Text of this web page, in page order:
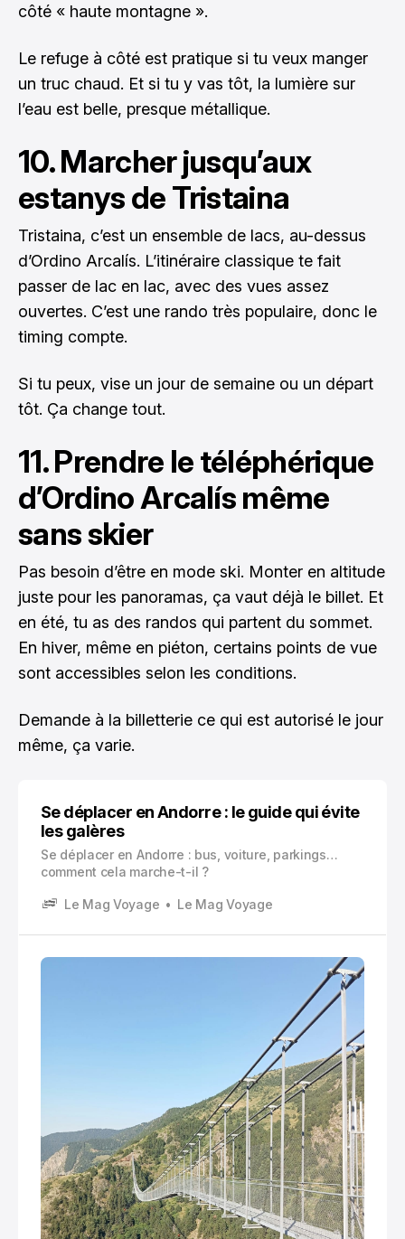
côté « haute montagne ».
Le refuge à côté est pratique si tu veux manger
un truc chaud. Et si tu y vas tôt, la lumière sur
l’eau est belle, presque métallique.
10. Marcher jusqu’aux
estanys de Tristaina
Tristaina, c’est un ensemble de lacs, au-dessus
d’Ordino Arcalís. L’itinéraire classique te fait
passer de lac en lac, avec des vues assez
ouvertes. C’est une rando très populaire, donc le
timing compte.
Si tu peux, vise un jour de semaine ou un départ
tôt. Ça change tout.
11. Prendre le téléphérique
d’Ordino Arcalís même
sans skier
Pas besoin d’être en mode ski. Monter en altitude
juste pour les panoramas, ça vaut déjà le billet. Et
en été, tu as des randos qui partent du sommet.
En hiver, même en piéton, certains points de vue
sont accessibles selon les conditions.
Demande à la billetterie ce qui est autorisé le jour
même, ça varie.
Se déplacer en Andorre : le guide qui évite
les galères
Se déplacer en Andorre : bus, voiture, parkings…
comment cela marche-t-il ?
Le Mag Voyage Le Mag Voyage